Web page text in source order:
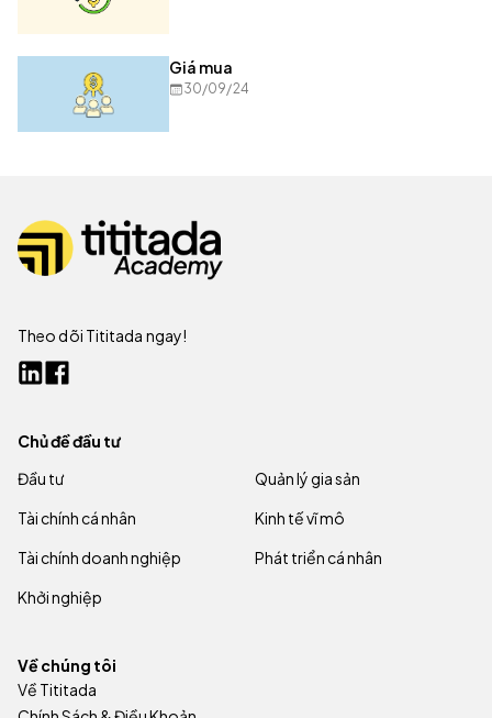
Giá mua
30/09/24
Theo dõi Tititada ngay!
Chủ đề đầu tư
Đầu tư
Quản lý gia sản
Tài chính cá nhân
Kinh tế vĩ mô
Tài chính doanh nghiệp
Phát triển cá nhân
Khởi nghiệp
Về chúng tôi
Về Tititada